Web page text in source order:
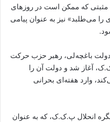
که ممکن است در روزهای
را می‌طلبد» نیز به عنوان پیامی
باغچه‌لی، رهبر حزب حرکت
آغاز شد و دولت آن را
وارد هفته‌ای بحرانی
انحلال پ.ک.ک، که به عنوان